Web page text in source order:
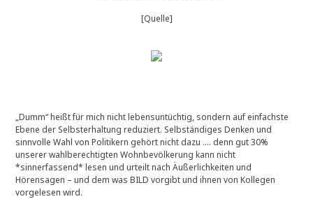
[Quelle]
„Dumm“ heißt für mich nicht lebensuntüchtig, sondern auf einfachste
Ebene der Selbsterhaltung reduziert. Selbständiges Denken und
sinnvolle Wahl von Politikern gehört nicht dazu …. denn gut 30%
unserer wahlberechtigten Wohnbevölkerung kann nicht
*sinnerfassend* lesen und urteilt nach Äußerlichkeiten und
Hörensagen – und dem was BILD vorgibt und ihnen von Kollegen
vorgelesen wird.